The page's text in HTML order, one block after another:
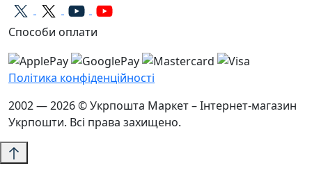
Способи оплати
Політика конфіденційності
2002 — 2026 © Укрпошта Маркет – Інтернет-магазин
Укрпошти. Всі права захищено.